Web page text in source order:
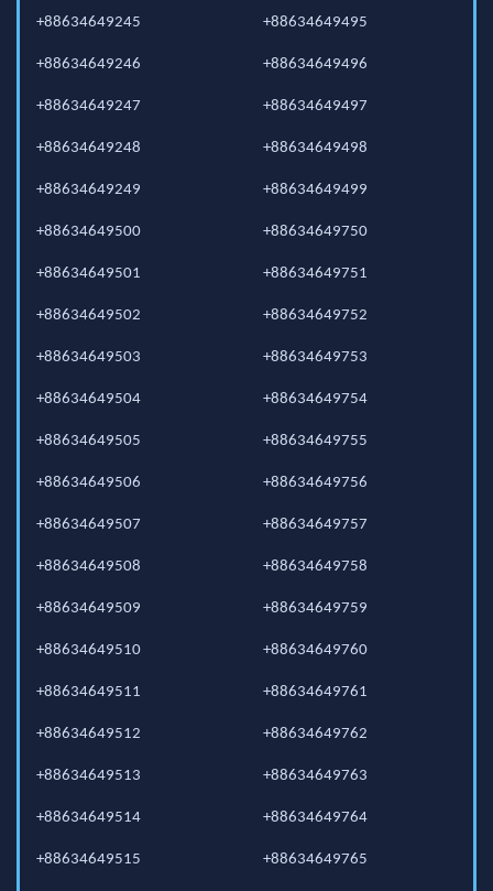
+88634649245
+88634649246
+88634649247
+88634649248
+88634649249
+88634649495
+88634649496
+88634649497
+88634649498
+88634649499
+88634649500
+88634649501
+88634649502
+88634649503
+88634649504
+88634649505
+88634649506
+88634649507
+88634649508
+88634649509
+88634649510
+88634649511
+88634649512
+88634649513
+88634649514
+88634649515
+88634649750
+88634649751
+88634649752
+88634649753
+88634649754
+88634649755
+88634649756
+88634649757
+88634649758
+88634649759
+88634649760
+88634649761
+88634649762
+88634649763
+88634649764
+88634649765